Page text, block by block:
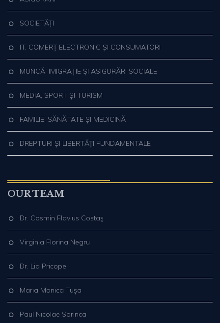
SOCIETĂȚI
IT, COMERȚ ELECTRONIC ȘI CONSUMATORI
MUNCĂ, IMIGRAȚIE ȘI ASIGURĂRI SOCIALE
MEDIA, SPORT ȘI TURISM
FAMILIE, SĂNĂTATE ȘI MEDICINĂ
DREPTURI ȘI LIBERTĂȚI FUNDAMENTALE
OUR TEAM
Dr. Cosmin Flavius Costaş
Virginia Florina Negru
Dr. Lia Pricope
Maria Monica Tușa
Paul Nicolae Sorinca